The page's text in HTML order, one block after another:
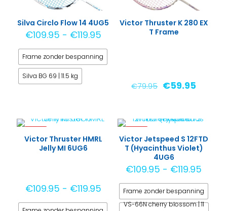
optie
kan
gekozen
Silva Circlo Flow 14 4UG5
€109.95 - €119.95Prijsklasse:
€109.95
tot
Frame zonder bespanning
Silva BG 69 | 11.5 kg
meerdere
variaties.
kan
Victor Thruster K 280 EX
T Frame
€79.95
€79.95.
€59.95
Victor Thruster HMRL
Jelly MI 6UG6
€109.95 - €119.95Prijsklasse:
€109.95
Victor Jetspeed S 12FTD
T (Hyacinthus Violet)
4UG6
€109.95 - €119.95
tot
Frame zonder bespanning
VS-66N cherry blossom | 11